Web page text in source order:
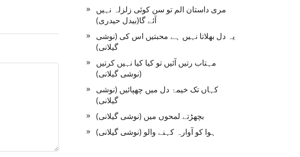
مری داستان الم تو سن کوئی زلزلہ نہیں
آئے گا(بیدل حیدری)
یہ دل بھلاتا نہیں ہے محبتیں اس کی (نوشی
گیلانی)
مہتاب رتیں آئیں تو کیا کیا نہیں کرتیں
(نوشی گیلانی)
کہاں تک خیمۂ دل میں چھپائیں (نوشی
گیلانی)
بچھڑتے لمحوں میں (نوشی گیلانی)
ہوا کو آوارہ کہنے والو (نوشی گیلانی)